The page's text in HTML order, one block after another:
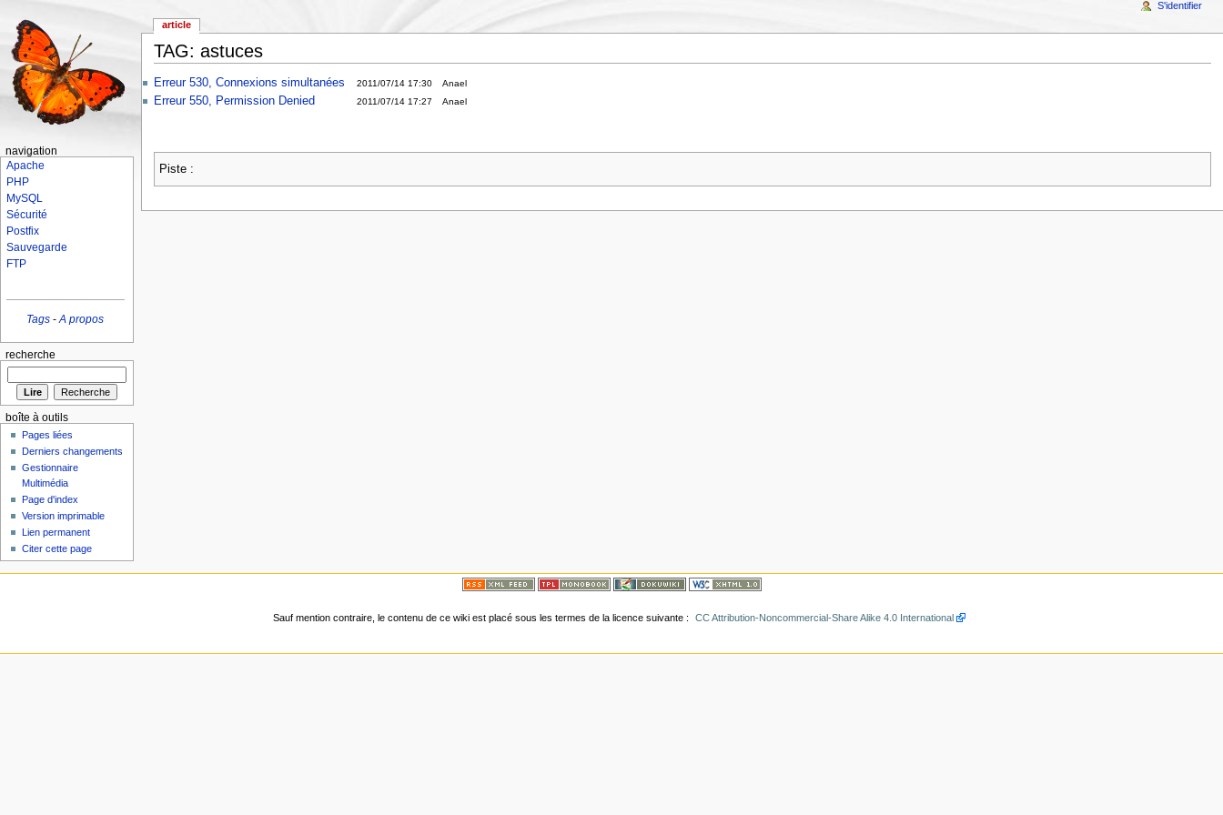
TAG: astuces
Erreur 530, Connexions simultanées 2011/07/14 17:30 Anael
Erreur 550, Permission Denied 2011/07/14 17:27 Anael
Piste :
article
S'identifier
navigation
Apache
PHP
MySQL
Sécurité
Postfix
Sauvegarde
FTP
Tags -A propos
recherche
boîte à outils
Pages liées
Derniers changements
Gestionnaire
Multimédia
Page d'index
Version imprimable
Lien permanent
Citer cette page
Sauf mention contraire, le contenu de ce wiki est placé sous les termes de la licence suivante : CC Attribution-Noncommercial-Share Alike 4.0 International